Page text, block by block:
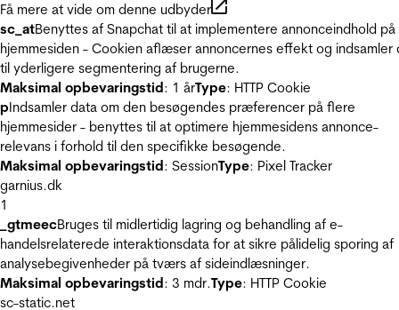
Få mere at vide om denne udbyder
sc_atBenyttes af Snapchat til at implementere annonceindhold på
hjemmesiden - Cookien aflæser annoncernes effekt og indsamler
til yderligere segmentering af brugerne.
Maksimal opbevaringstid: 1 årType: HTTP Cookie
pIndsamler data om den besøgendes præferencer på flere
hjemmesider - benyttes til at optimere hjemmesidens annonce-
relevans i forhold til den specifikke besøgende.
Maksimal opbevaringstid: SessionType: Pixel Tracker
garnius.dk
1
_gtmeecBruges til midlertidig lagring og behandling af e-
handelsrelaterede interaktionsdata for at sikre pålidelig sporing af
analysebegivenheder på tværs af sideindlæsninger.
Maksimal opbevaringstid: 3 mdr.Type: HTTP Cookie
sc-static.net